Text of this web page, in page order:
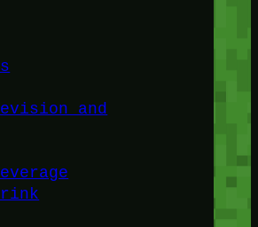
and